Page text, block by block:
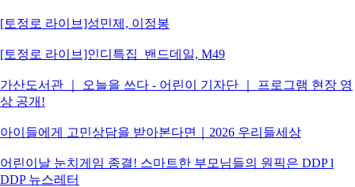
[토정로 라이브]성민제, 이정봉
[토정로 라이브]인디특집_밴드데일, M49
가산도서관 ｜ 오늘을 쓰다 - 어린이 기자단 ｜ 프로그램 현장 영
상 공개!
아이들에게 고민상담을 받아본다면｜2026 우리들세상
어린이날 눈치게임 종결! 스마트한 부모님들의 원픽은 DDP l
DDP 뉴스레터